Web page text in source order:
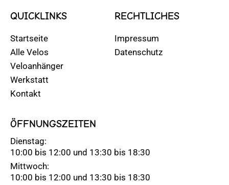
QUICKLINKS
Startseite
Alle Velos
Veloanhänger
Werkstatt
Kontakt
RECHTLICHES
Impressum
Datenschutz
ÖFFNUNGSZEITEN
Dienstag:
10:00 bis 12:00 und 13:30 bis 18:30
Mittwoch:
10:00 bis 12:00 und 13:30 bis 18:30